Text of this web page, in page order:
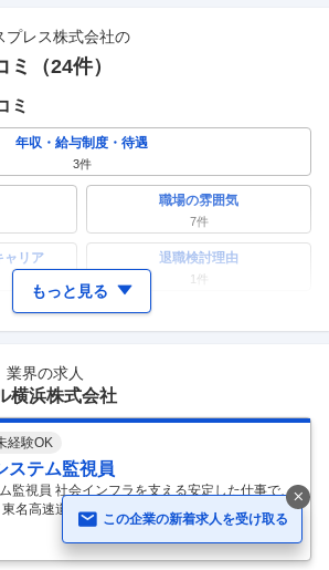
プレス株式会社の
ミ（24件）
ミ
年収・給与制度・待遇
3件
職場の雰囲気
7件
ャリア 退職検討理由
1 件
ンス 女性の活躍・働きやすさ
クチコミ
新卒採用面接・選考
0件
もっと見る
業界の求人
横浜株式会社
経験OK
ステム監視員
監視員 社会インフラを支える安定した仕事で、
名高速道路の各料金所にて、料金収受やETC監
いただきます。高速道路をご利用されるお客様
お仕事です。 ＜勤務地＞ ・御殿場東料金所 ・
野料金所 ・御殿場IC料金所 ・沼津IC料金所 ・
この企業の新着求人を受け取る